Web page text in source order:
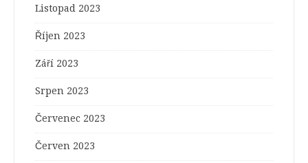
Listopad 2023
Říjen 2023
Září 2023
Srpen 2023
Červenec 2023
Červen 2023